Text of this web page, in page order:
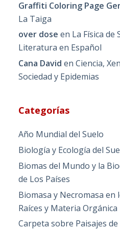
Graffiti Coloring Page
La Taiga
over dose en La Física de
Literatura en Español
Cana David enCiencia,
Sociedad y Epidemias
Categorías
Año Mundial del Suelo
Biología y Ecología del
Biomas del Mundo y la
de Los Países
Biomasa y Necromasa en
Raíces y Materia Orgánica
Carpeta sobre Paisajes de